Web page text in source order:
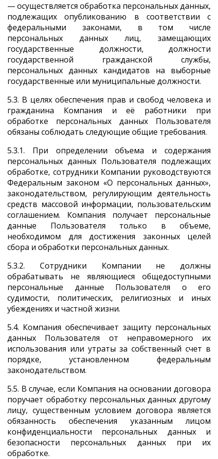
— осуществляется обработка персональных данных,
подлежащих опубликованию в соответствии с
федеральными законами, в том числе
персональных данных лиц, замещающих
государственные должности, должности
государственной гражданской службы,
персональных данных кандидатов на выборные
государственные или муниципальные должности.
5.3. В целях обеспечения прав и свобод человека и
гражданина Компания и её работники при
обработке персональных данных Пользователя
обязаны соблюдать следующие общие требования.
5.3.1. При определении объема и содержания
персональных данных Пользователя подлежащих
обработке, сотрудники Компании руководствуются
Федеральным законом «О персональных данных»,
законодательством, регулирующим деятельность
средств массовой информации, пользовательским
соглашением. Компания получает персональные
данные Пользователя только в объеме,
необходимом для достижения законных целей
сбора и обработки персональных данных.
5.3.2. Сотрудники Компании не должны
обрабатывать не являющиеся общедоступными
персональные данные Пользователя о его
судимости, политических, религиозных и иных
убеждениях и частной жизни.
5.4. Компания обеспечивает защиту персональных
данных Пользователя от неправомерного их
использования или утраты за собственный счет в
порядке, установленном федеральным
законодательством.
5.5. В случае, если Компания на основании договора
поручает обработку персональных данных другому
лицу, существенным условием договора является
обязанность обеспечения указанным лицом
конфиденциальности персональных данных и
безопасности персональных данных при их
обработке.